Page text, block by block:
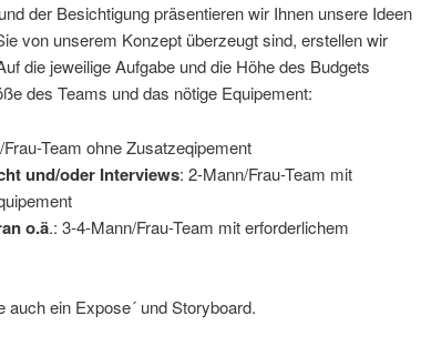
der Besichtigung präsentieren wir Ihnen unsere Ideen
von unserem Konzept überzeugt sind, erstellen wir
die jeweilige Aufgabe und die Höhe des Budgets
des Teams und das nötige Equipement:
Team ohne Zusatzeqipement
und/oder Interviews: 2-Mann/Frau-Team mit
o.ä.: 3-4-Mann/Frau-Team mit erforderlichem
ein Expose´ und Storyboard.